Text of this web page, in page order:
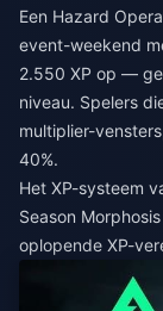
Een Hazard
event-weekend
2.550 XP op —
niveau. Spelers
multiplier-
40%.
Het XP-systeem
Season
oplopende XP-